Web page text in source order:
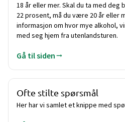
18 år eller mer. Skal du ta med deg
22 prosent, må du være 20 år eller
informasjon om hvor mye alkohol,
med seg hjem fra utenlandsturen.
Gå til siden
Ofte stilte spørsmål
Her har vi samlet et knippe med